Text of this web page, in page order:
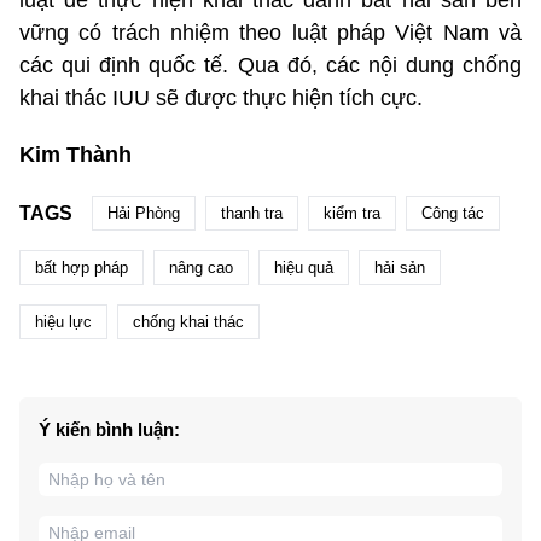
vững có trách nhiệm theo luật pháp Việt Nam và
các qui định quốc tế. Qua đó, các nội dung chống
khai thác IUU sẽ được thực hiện tích cực.
Kim Thành
TAGS Hải Phòng thanh tra kiểm tra Công tác
bất hợp pháp nâng cao hiệu quả hải sản
hiệu lực chống khai thác
Ý kiến bình luận: